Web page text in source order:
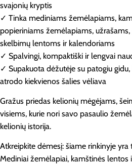
svajonių kryptis
✓ Tinka mediniams žemėlapiams,
popieriniams žemėlapiams,
skelbimų lentoms ir kalendoriams
✓ Spalvingi, kompaktiški ir lengvai
✓ Supakuota dėžutėje su patogiu
atrodo kiekvienos šalies vėliava
Gražus priedas kelionių mėgėjams,
visiems, kurie nori savo pasaulio
kelionių istorija.
Atkreipkite dėmesį: šiame rinkinyje yra
Mediniai žemėlapiai, kamštinės lentos